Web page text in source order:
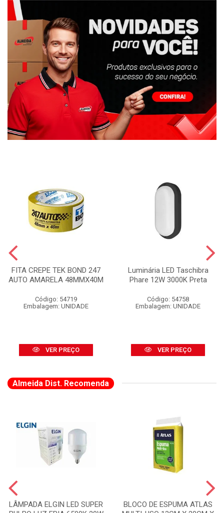
FITA CREPE TEK BOND 247
AUTO AMARELA 48MMX40M
Código: 54719
Embalagem: UNIDADE
VER PREÇO
Luminária LED Taschibra
Phare 12W 3000K Preta
Código: 54758
Embalagem: UNIDADE
VER PREÇO
Almeida Dist. Recomenda
LÂMPADA ELGIN LED SUPER
BLOCO DE ESPUMA ATLAS